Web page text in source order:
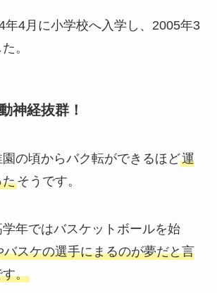
年4月に小学校へ入学し、2005年3
。
神経抜群！
の頃からバク転ができるほど運
たそうです。
年ではバスケットボールを始
バスケの選手にまるのが夢だと言
す。